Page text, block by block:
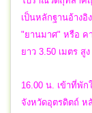
เป็นหลักฐานอ้าง
"ยานมาศ" หรือ ค
ยาว 3.50 เมตร สู
16.00 น. เข้าที่พัก
จังหวัดอุตรดิตถ์ ห